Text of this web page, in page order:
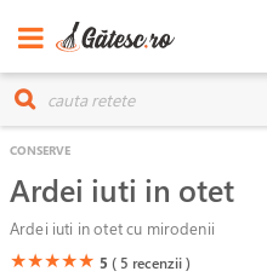
CONSERVE
Ardei iuti in otet
Ardei iuti in otet cu mirodenii
(*)
★(*)
★(*)
★(*)
★(*)
★ 5 ( 5 recenzii )